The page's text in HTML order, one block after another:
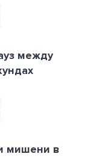
между
мишени в